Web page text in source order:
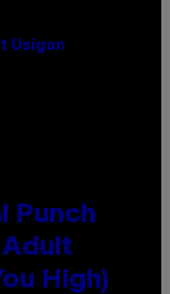
Usigan
Punch
Adult
High)